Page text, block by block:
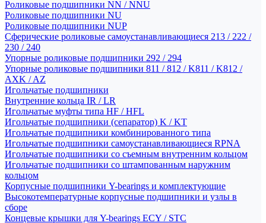
Роликовые подшипники NN / NNU
Роликовые подшипники NU
Роликовые подшипники NUP
Сферические роликовые самоустанавливающиеся 213 / 222 /
230 / 240
Упорные роликовые подшипники 292 / 294
Упорные роликовые подшипники 811 / 812 / K811 / K812 /
AXK / AZ
Игольчатые подшипники
Внутренние кольца IR / LR
Игольчатые муфты типа HF / HFL
Игольчатые подшипники (сепаратор) K / KT
Игольчатые подшипники комбинированного типа
Игольчатые подшипники самоустанавливающиеся RPNA
Игольчатые подшипники со съемным внутренним кольцом
Игольчатые подшипники со штампованным наружним
кольцом
Корпусные подшипники Y-bearings и комплектующие
Высокотемпературные корпусные подшипники и узлы в
сборе
Концевые крышки для Y-bearings ECY / STC